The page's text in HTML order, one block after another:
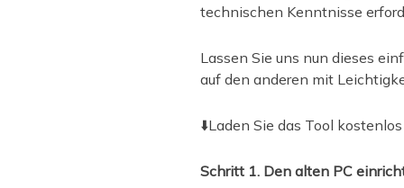
technischen Kenntnisse
Lassen Sie uns nun dieses
auf den anderen mit
⬇️Laden Sie das Tool
Schritt 1. Den alten PC